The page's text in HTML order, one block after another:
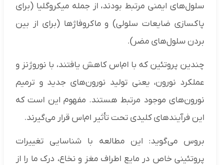
سلول‌های ایمنی مرتبط بودند، از جمله میکروگلیا (برای
پاکسازی ضایعات سلولی) و ماکروفاژها (برای از بین
بردن سلول‌های مضر).
چندین پروتئین که با ام‌اس کاهش یافتند، با نوروژنز و
عملکرد نورون، یعنی تولید نورون‌های جدید و ترمیم
نورون‌های موجود مرتبط هستند. مفهوم این است که
این فرآیندهای کلیدی تحت تأثیر ام‌اس قرار می‌گیرند.
بروس می‌گوید: این مطالعه با شناسایی تغییرات
پروتئینی خاص در مایع اطراف مغز و نخاع، درک ما را از